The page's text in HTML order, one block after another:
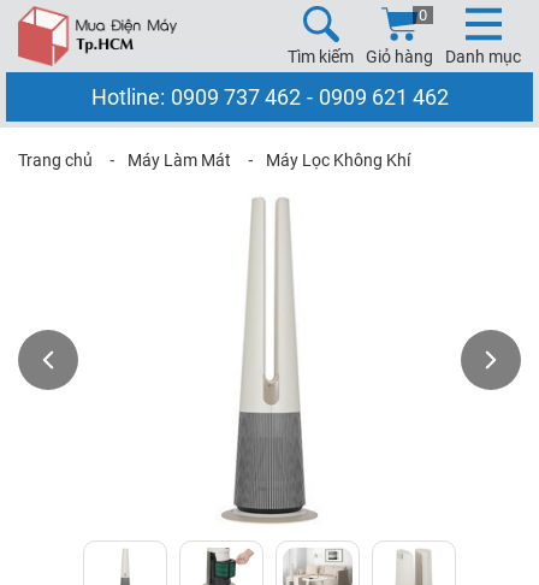
Tìm kiếm Giỏ hàng
0
Danh mục
Hotline: 0909 737 462 - 0909 621 462
Trang chủ ⁃ Máy Làm Mát ⁃ Máy Lọc Không Khí